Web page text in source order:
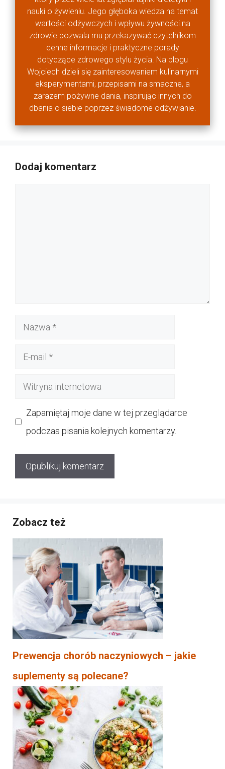
nauki o żywieniu. Jego głęboka wiedza na temat
wartości odżywczych i wpływu żywności na
zdrowie pozwala mu przekazywać czytelnikom
cenne informacje i praktyczne porady
dotyczące zdrowego stylu życia. Na blogu
Wojciech dzieli się zainteresowaniem kulinarnymi
eksperymentami, przepisami na smaczne, a
zarazem pożywne dania, inspirując innych do
dbania o siebie poprzez świadome odżywianie.
Dodaj komentarz
Nazwa
Witryna
Zapamiętaj moje dane w tej przeglądarce
podczas pisania kolejnych komentarzy.
Zobacz też
Prewencja chorób naczyniowych – jakie
suplementy są polecane?